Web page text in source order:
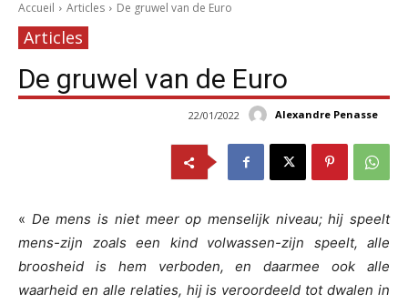
Accueil Articles De gruwel van de Euro
Articles
De gruwel van de Euro
Alexandre Penasse
22/01/2022
« De mens is niet meer op menselijk niveau; hij speelt
mens-zijn zoals een kind volwassen-zijn speelt, alle
broosheid is hem verboden, en daarmee ook alle
waarheid en alle relaties, hij is veroordeeld tot dwalen in